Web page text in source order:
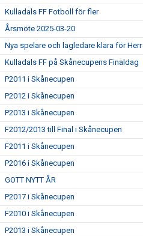
Kulladals FF Fotboll för fler
Årsmöte 2025-03-20
Nya spelare och lagledare klara för
Kulladals FF på Skånecupens Finaldag
P2011 i Skånecupen
P2012 i Skånecupen
P2013 i Skånecupen
F2012/2013 till Final i Skånecupen
F2011 i Skånecupen
P2016 i Skånecupen
GOTT NYTT ÅR
P2017 i Skånecupen
F2010 i Skånecupen
P2013 i Skånecupen